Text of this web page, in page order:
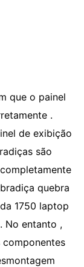
que o painel
.
de exibição
são
quebra
1750 laptop
No entanto ,